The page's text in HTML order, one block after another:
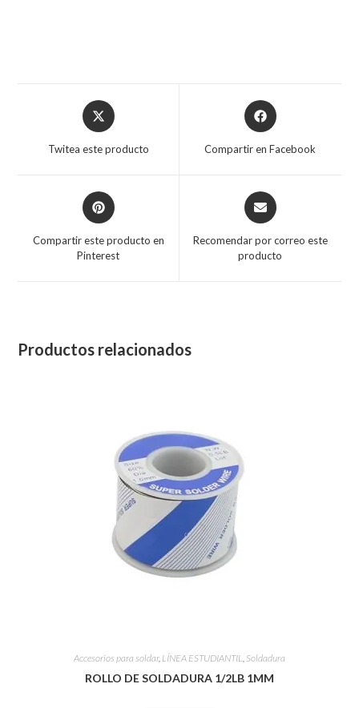
Twitea este producto Compartir en Facebook
Compartir este producto en
Pinterest
Recomendar por correo este
producto
Productos relacionados
Accesorios para soldar, LÍNEA ESTUDIANTIL, Soldadura
ROLLO DE SOLDADURA 1/2LB 1MM